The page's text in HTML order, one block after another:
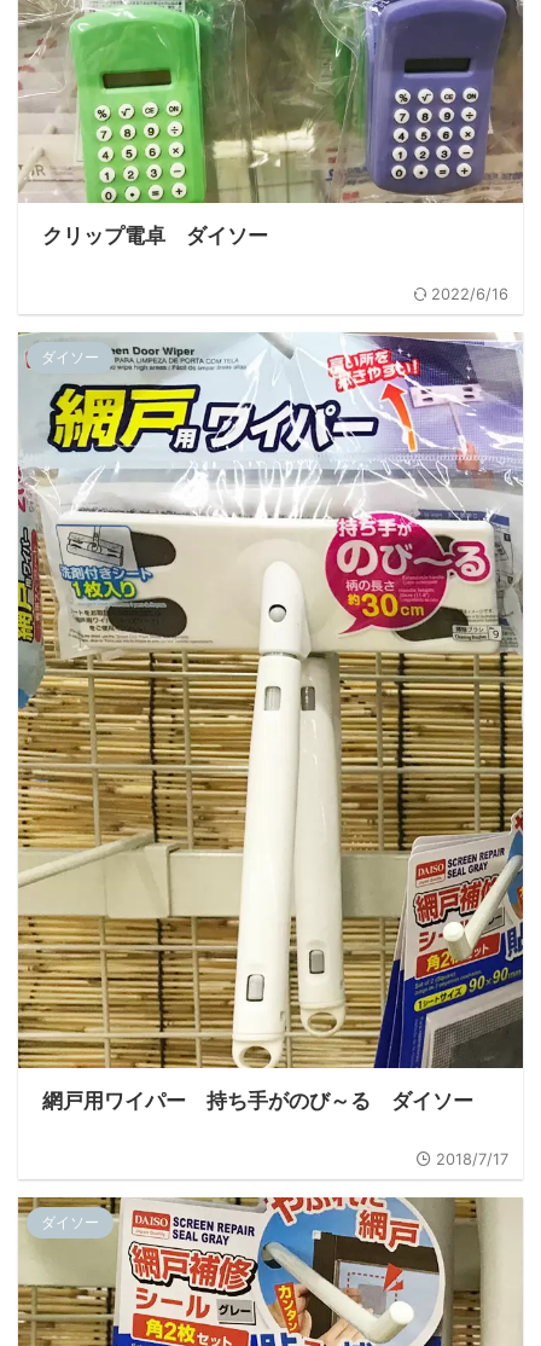
クリップ電卓 ダイソー
2022/6/16
ダイソー
網戸用ワイパー 持ち手がのび～る ダイソー
2018/7/17
ダイソー